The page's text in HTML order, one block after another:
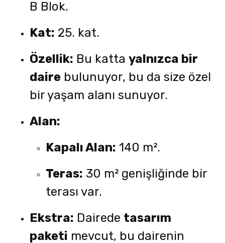
B Blok.
Kat: 25. kat.
Özellik: Bu katta yalnızca bir
daire bulunuyor, bu da size özel
bir yaşam alanı sunuyor.
Alan:
Kapalı Alan: 140 m².
Teras: 30 m² genişliğinde bir
terası var.
Ekstra: Dairede tasarım
paketi mevcut, bu dairenin